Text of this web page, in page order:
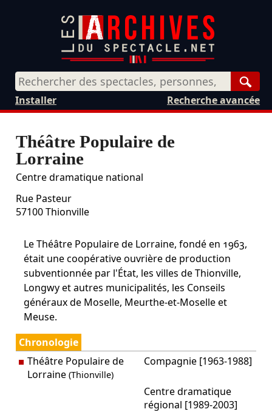
Recherche avancée
Installer
Théâtre Populaire de
Lorraine
Centre dramatique national
Rue Pasteur
57100 Thionville
Le Théâtre Populaire de Lorraine, fondé en 1963,
était une coopérative ouvrière de production
subventionnée par l'État, les villes de Thionville,
Longwy et autres municipalités, les Conseils
généraux de Moselle, Meurthe-et-Moselle et
Meuse.
Chronologie
Théâtre Populaire de
Lorraine (Thionville)
Compagnie [1963-1988]
Centre dramatique
régional [1989-2003]